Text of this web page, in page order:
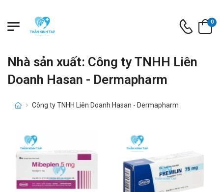
0
Nhà sản xuất: Công ty TNHH Liên
Doanh Hasan - Dermapharm
Công ty TNHH Liên Doanh Hasan - Dermapharm